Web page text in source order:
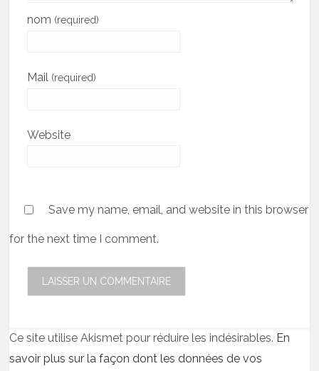
nom (required)
Mail (required)
Website
Save my name, email, and website in this browser
for the next time I comment.
Ce site utilise Akismet pour réduire les indésirables. En
savoir plus sur la façon dont les données de vos